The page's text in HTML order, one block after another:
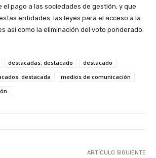
el pago a las sociedades de gestión, y que
entidades las leyes para el acceso a la
así como la eliminación del voto ponderado.
destacadas. destacado
destacado
destacada
medios de comunicación
ARTÍCULO SIGUIENTE